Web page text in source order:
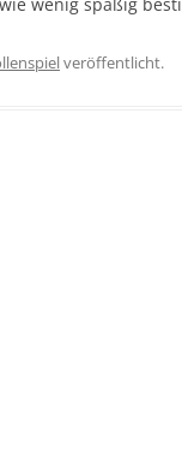
veröffentlicht.